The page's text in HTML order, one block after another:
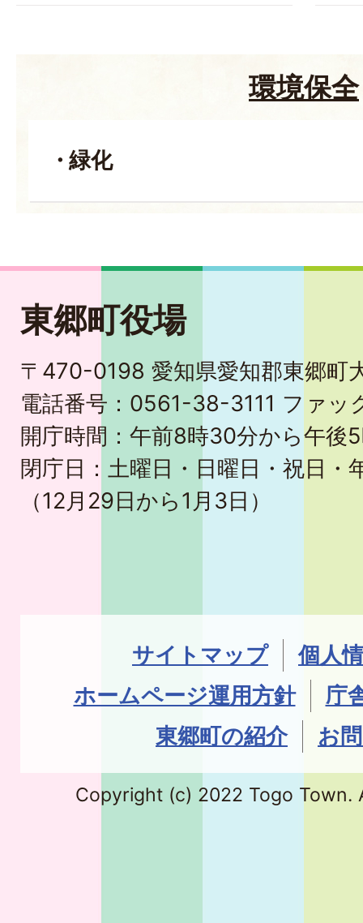
環境保全
緑化
東郷町役場
〒470-0198 愛知県愛知郡東郷町
電話番号：0561-38-3111 ファ
開庁時間：午前8時30分から午後
閉庁日：土曜日・日曜日・祝日・
（12月29日から1月3日）
サイトマップ
個人
ホームページ運用方針
庁
東郷町の紹介
お
Copyright (c) 2022 Togo Town.